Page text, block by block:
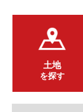
土地
を探す